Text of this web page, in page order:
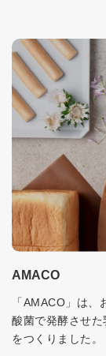
AMACO
「AMACO」は
酸菌で発酵させ
をつくりました。